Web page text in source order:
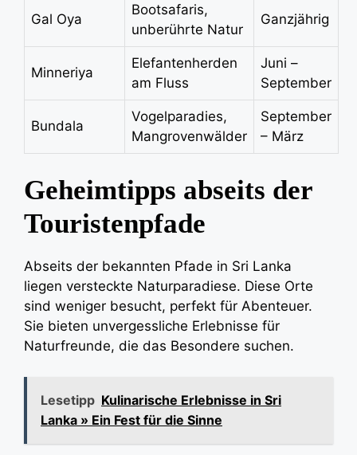
Gal Oya
Bootsafaris,
unberührte Natur
Ganzjährig
Minneriya
Elefantenherden
am Fluss
Juni –
September
Bundala
Vogelparadies,
Mangrovenwälder
September
– März
Geheimtipps abseits der
Touristenpfade
Abseits der bekannten Pfade in Sri Lanka
liegen versteckte Naturparadiese. Diese Orte
sind weniger besucht, perfekt für Abenteuer.
Sie bieten unvergessliche Erlebnisse für
Naturfreunde, die das Besondere suchen.
Lesetipp Kulinarische Erlebnisse in Sri
Lanka » Ein Fest für die Sinne